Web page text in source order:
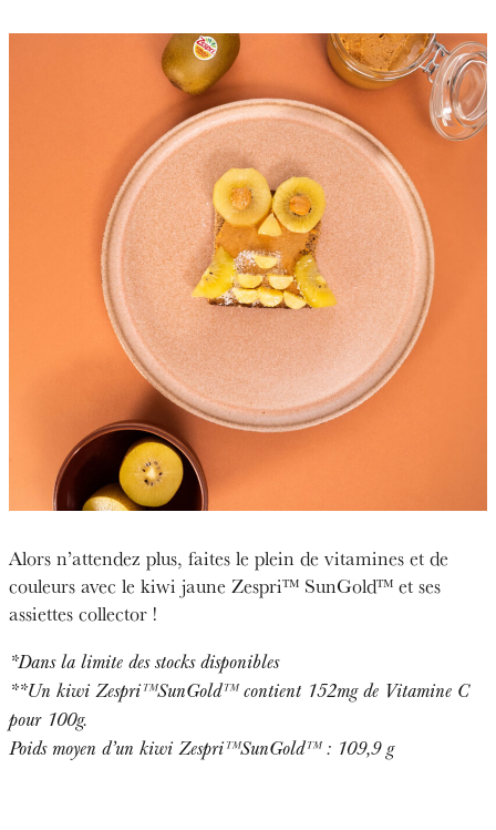
Alors n’attendez plus, faites le plein de vitamines et de
couleurs avec le kiwi jaune Zespri™ SunGold™ et ses
assiettes collector !
*Dans la limite des stocks disponibles
**Un kiwi Zespri™SunGold™ contient 152mg de Vitamine C
pour 100g.
Poids moyen d’un kiwi Zespri™SunGold™ : 109,9 g